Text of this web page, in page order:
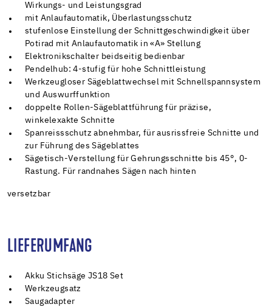
Wirkungs- und Leistungsgrad
mit Anlaufautomatik, Überlastungsschutz
stufenlose Einstellung der Schnittgeschwindigkeit über
Potirad mit Anlaufautomatik in «A» Stellung
Elektronikschalter beidseitig bedienbar
Pendelhub: 4-stufig für hohe Schnittleistung
Werkzeugloser Sägeblattwechsel mit Schnellspannsystem
und Auswurffunktion
doppelte Rollen-Sägeblattführung für präzise,
winkelexakte Schnitte
Spanreissschutz abnehmbar, für ausrissfreie Schnitte und
zur Führung des Sägeblattes
Sägetisch-Verstellung für Gehrungsschnitte bis 45°, 0-
Rastung. Für randnahes Sägen nach hinten
versetzbar
LIEFERUMFANG
Akku Stichsäge JS18 Set
Werkzeugsatz
Saugadapter